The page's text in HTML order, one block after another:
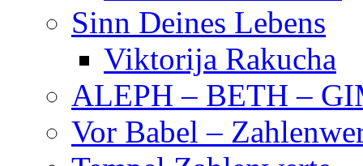
Sinn Deines Lebens
Viktorija Rakucha
ALEPH – BETH –
Vor Babel –